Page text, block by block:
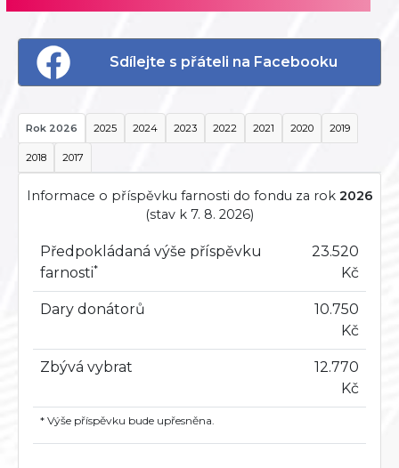
Sdílejte s přáteli na Facebooku
Rok 2026 2025 2024 2023 2022 2021 2020 2019
2018 2017
Informace o příspěvku farnosti do fondu za rok 2026
(stav k 7. 8. 2026)
Předpokládaná výše příspěvku
farnosti*
23.520
Kč
Dary donátorů
10.750
Kč
Zbývá vybrat
12.770
Kč
* Výše příspěvku bude upřesněna.